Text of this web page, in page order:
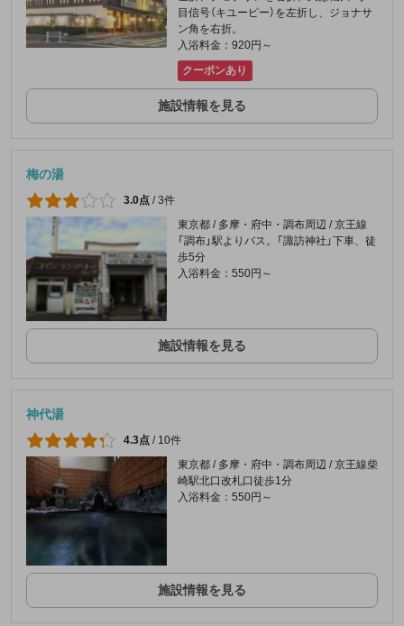
目信号（キユーピー）を左折し、ジョナサ
ン角を右折。
入浴料金：920円～
クーポンあり
施設情報を見る
梅の湯
3.0点 /3件
東京都 / 多摩・府中・調布周辺 / 京王線
「調布」駅よりバス。「諏訪神社」下車、徒
歩5分
入浴料金：550円～
施設情報を見る
神代湯
4.3点 / 10件
東京都 / 多摩・府中・調布周辺 / 京王線柴
崎駅北口改札口徒歩1分
入浴料金：550円～
施設情報を見る